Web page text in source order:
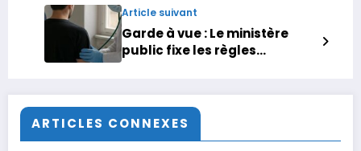
autour des tests génétiques
Article suivant
Garde à vue : Le ministère
public fixe les règles
ARTICLES CONNEXES